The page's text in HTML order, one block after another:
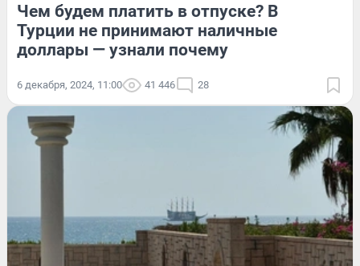
Чем будем платить в отпуске? В
Турции не принимают наличные
доллары — узнали почему
6 декабря, 2024, 11:00 41 446 28